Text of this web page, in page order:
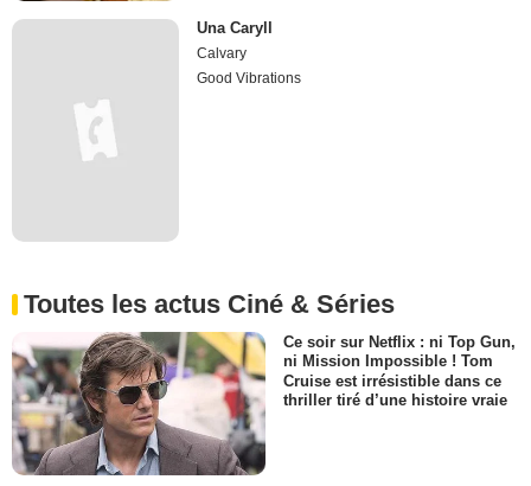
Una Caryll
Calvary
Good Vibrations
Toutes les actus Ciné & Séries
Ce soir sur Netflix : ni Top Gun,
ni Mission Impossible ! Tom
Cruise est irrésistible dans ce
thriller tiré d’une histoire vraie